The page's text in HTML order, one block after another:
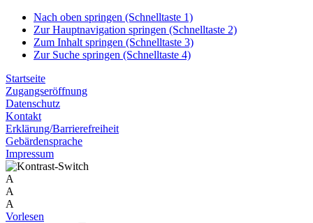
Nach oben springen (Schnelltaste 1)
Zur Hauptnavigation springen (Schnelltaste 2)
Zum Inhalt springen (Schnelltaste 3)
Zur Suche springen (Schnelltaste 4)
Startseite
Zugangseröffnung
Datenschutz
Kontakt
Erklärung/Barrierefreiheit
Gebärdensprache
Impressum
A
A
A
Vorlesen